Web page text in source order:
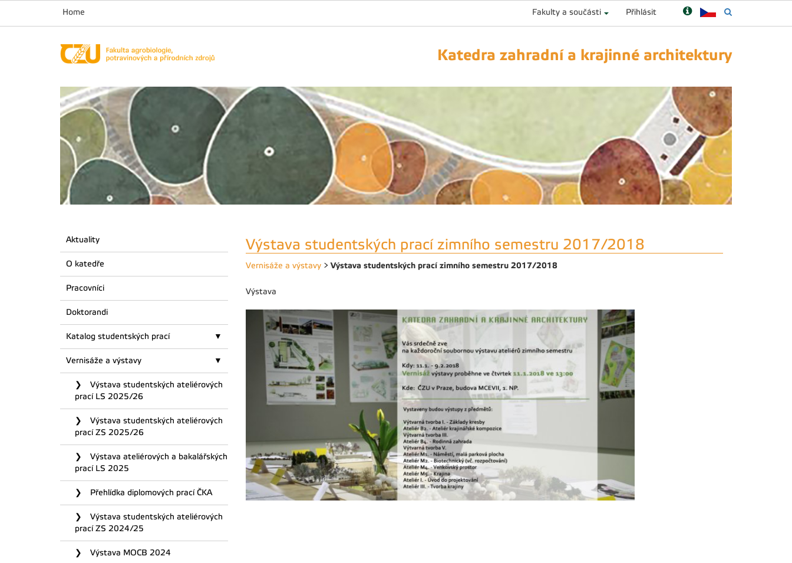
Home Fakulty a součásti Přihlásit
Katedra zahradní a krajinné architektury
Aktuality
O katedře
Pracovníci
Doktorandi
Katalog studentských prací
Vernisáže a výstavy
Výstava studentských ateliérových
prací LS 2025/26
Výstava studentských ateliérových
prací ZS 2025/26
Výstava ateliérových a bakalářských
prací LS 2025
Přehlídka diplomových prací ČKA
Výstava studentských ateliérových
prací ZS 2024/25
Výstava MOCB 2024
Výstava studentských prací zimního semestru 2017/2018
Vernisáže a výstavy >Výstava studentských prací zimního semestru 2017/2018
Výstava